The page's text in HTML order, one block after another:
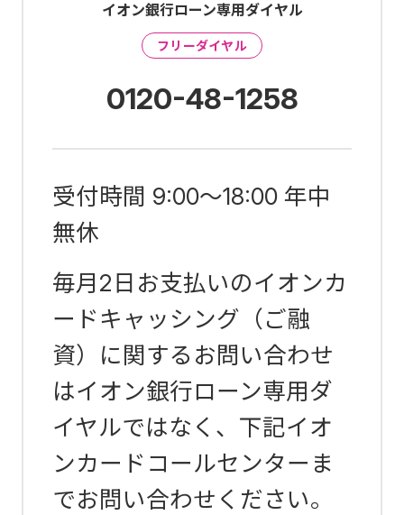
イオン銀行ローン専用ダイヤル
フリーダイヤル
0120-48-1258
受付時間 9:00～18:00 年中
無休
毎月2日お支払いのイオンカ
ードキャッシング（ご融
資）に関するお問い合わせ
はイオン銀行ローン専用ダ
イヤルではなく、下記イオ
ンカードコールセンターま
でお問い合わせください。